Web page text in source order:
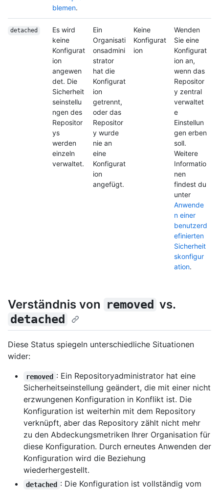
blemen.
detached
Es wird
keine
Konfigurat
ion
angewen
det. Die
Sicherheit
seinstellu
ngen des
Repositor
ys
werden
einzeln
verwaltet.
Ein
Organisati
onsadmini
strator
hat die
Konfigurat
ion
getrennt,
oder das
Repositor
y wurde
nie an
eine
Konfigurat
ion
angefügt.
Keine
Konfigurat
ion
Wenden
Sie eine
Konfigurat
ion an,
wenn das
Repositor
y zentral
verwaltet
e
Einstellun
gen erben
soll.
Weitere
Informatio
nen
findest du
unter
Anwende
n einer
benutzerd
efinierten
Sicherheit
skonfigur
ation.
Verständnis von removed vs.
detached
Diese Status spiegeln unterschiedliche Situationen
wider:
removed : Ein Repositoryadministrator hat eine
Sicherheitseinstellung geändert, die mit einer nicht
erzwungenen Konfiguration in Konflikt ist. Die
Konfiguration ist weiterhin mit dem Repository
verknüpft, aber das Repository zählt nicht mehr
zu den Abdeckungsmetriken Ihrer Organisation für
diese Konfiguration. Durch erneutes Anwenden der
Konfiguration wird die Beziehung
wiederhergestellt.
detached : Die Konfiguration ist vollständig vom